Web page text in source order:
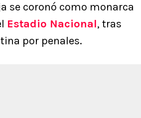
se coronó como monarca
Estadio Nacional, tras
por penales.